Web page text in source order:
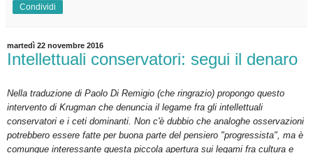
Condividi
martedì 22 novembre 2016
Intellettuali conservatori: segui il denaro
Nella traduzione di Paolo Di Remigio (che ringrazio) propongo questo
intervento di Krugman che denuncia il legame fra gli intellettuali
conservatori e i ceti dominanti. Non c'è dubbio che analoghe osservazioni
potrebbero essere fatte per buona parte del pensiero "progressista", ma è
comunque interessante questa piccola apertura sui legami fra cultura e